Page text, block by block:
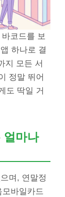
코드를 보
하나로 결
지 모든 서
정말 뛰어
도 딱일 거
얼마나
며, 연말정
바일카드